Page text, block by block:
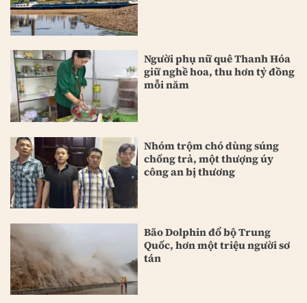
Người phụ nữ quê Thanh Hóa
giữ nghề hoa, thu hơn tỷ đồng
mỗi năm
Nhóm trộm chó dùng súng
chống trả, một thượng úy
công an bị thương
Bão Dolphin đổ bộ Trung
Quốc, hơn một triệu người sơ
tán